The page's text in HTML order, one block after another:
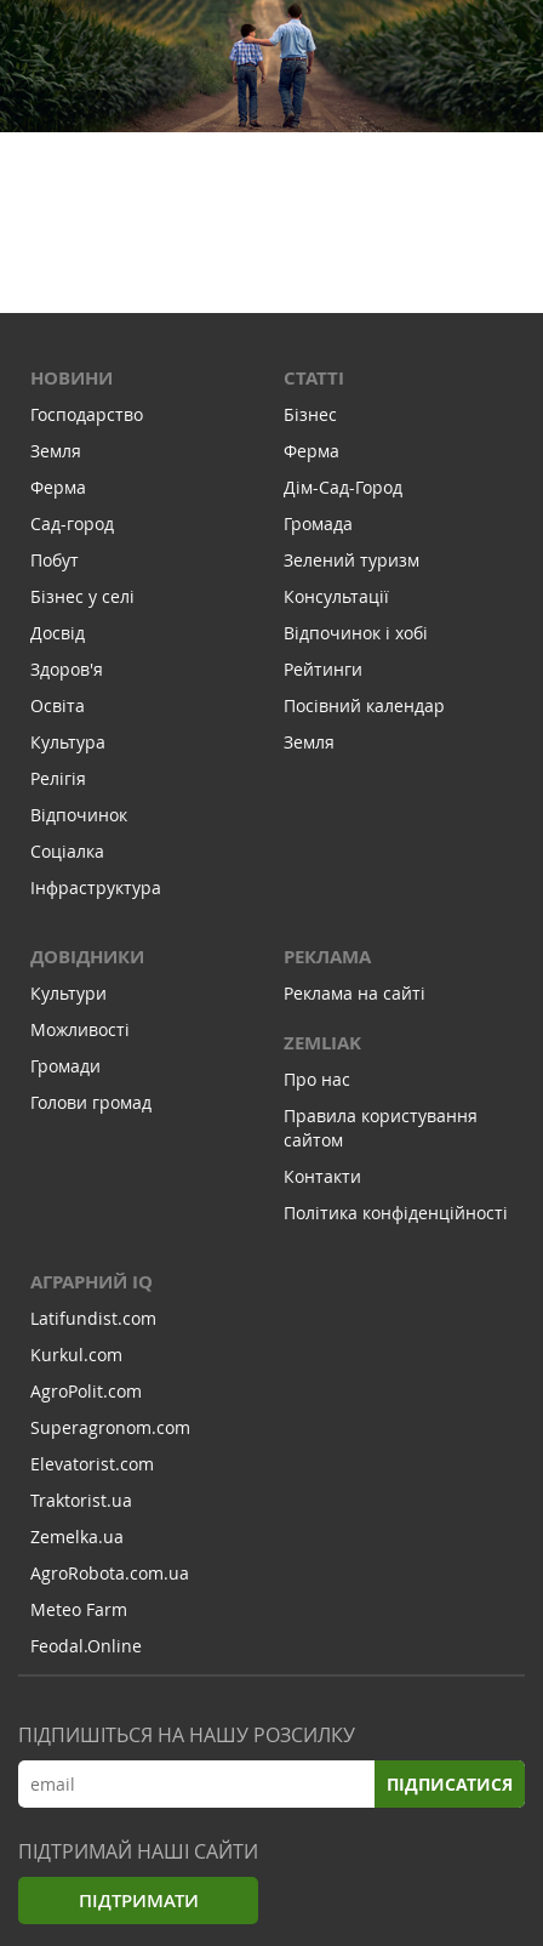
НОВИНИ
Господарство
Земля
Ферма
Сад-город
Побут
Бізнес у селі
Досвід
Здоров'я
Освіта
Культура
Релігія
Відпочинок
Соціалка
Інфраструктура
СТАТТІ
Бізнес
Ферма
Дім-Сад-Город
Громада
Зелений туризм
Консультації
Відпочинок і хобі
Рейтинги
Посівний календар
Земля
ДОВІДНИКИ
Культури
Можливості
Громади
Голови громад
РЕКЛАМА
Реклама на сайті
ZEMLIAK
Про нас
Правила користування
сайтом
Контакти
Політика конфіденційності
АГРАРНИЙ IQ
Latifundist.com
Kurkul.com
AgroPolit.com
Superagronom.com
Elevatorist.com
Traktorist.ua
Zemelka.ua
AgroRobota.com.ua
Meteo Farm
Feodal.Online
ПІДПИШІТЬСЯ НА НАШУ РОЗСИЛКУ
ПІДПИСАТИСЯ
ПІДТРИМАЙ НАШІ САЙТИ
ПІДТРИМАТИ